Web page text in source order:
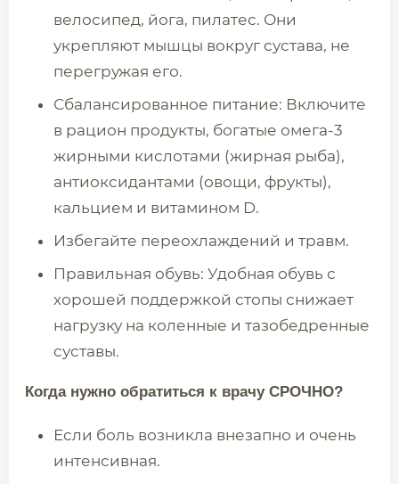
велосипед, йога, пилатес. Они
укрепляют мышцы вокруг сустава, не
перегружая его.
Сбалансированное питание: Включите
в рацион продукты, богатые омега-3
жирными кислотами (жирная рыба),
антиоксидантами (овощи, фрукты),
кальцием и витамином D.
Избегайте переохлаждений и травм.
Правильная обувь: Удобная обувь с
хорошей поддержкой стопы снижает
нагрузку на коленные и тазобедренные
суставы.
Когда нужно обратиться к врачу СРОЧНО?
Если боль возникла внезапно и очень
интенсивная.